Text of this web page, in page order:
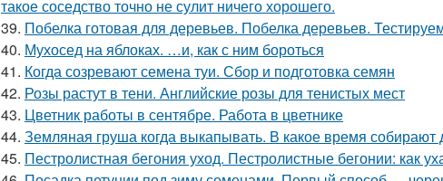
такое соседство точно не сулит ничего хорошего.
39. Побелка готовая для деревьев. Побелка деревьев.
40. Мухосед на яблоках. …и, как с ним бороться
41. Когда созревают семена туи. Сбор и подготовка семян
42. Розы растут в тени. Английские розы для тенистых мест
43. Цветник работы в сентябре. Работа в цветнике
44. Земляная груша когда выкапывать. В какое время
45. Пестролистная бегония уход. Пестролистные бегонии: как